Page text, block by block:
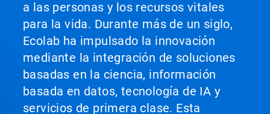
a las personas y los recursos vitales
para la vida. Durante más de un siglo,
Ecolab ha impulsado la innovación
mediante la integración de soluciones
basadas en la ciencia, información
basada en datos, tecnología de IA y
servicios de primera clase. Esta